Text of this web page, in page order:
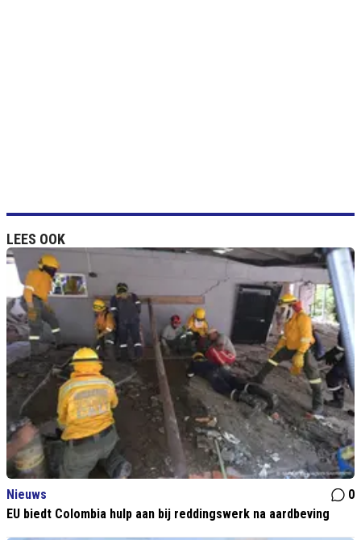
LEES OOK
Nieuws
0
EU biedt Colombia hulp aan bij reddingswerk na aardbeving